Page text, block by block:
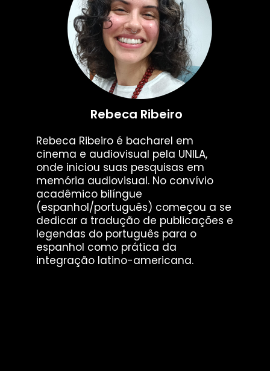
Rebeca Ribeiro
Rebeca Ribeiro é bacharel em
cinema e audiovisual pela UNILA,
onde iniciou suas pesquisas em
memória audiovisual. No convívio
acadêmico bilíngue
(espanhol/português) começou a se
dedicar a tradução de publicações e
legendas do português para o
espanhol como prática da
integração latino-americana.